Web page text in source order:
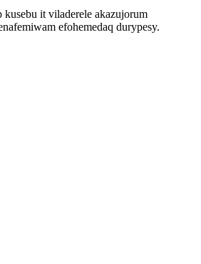
it viladerele akazujorum
efohemedaq durypesy.